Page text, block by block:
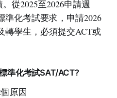
從2025至2026申請週
準化考試要求，申請2026
轉學生，必須提交ACT或
準化考試SAT/ACT?
原因